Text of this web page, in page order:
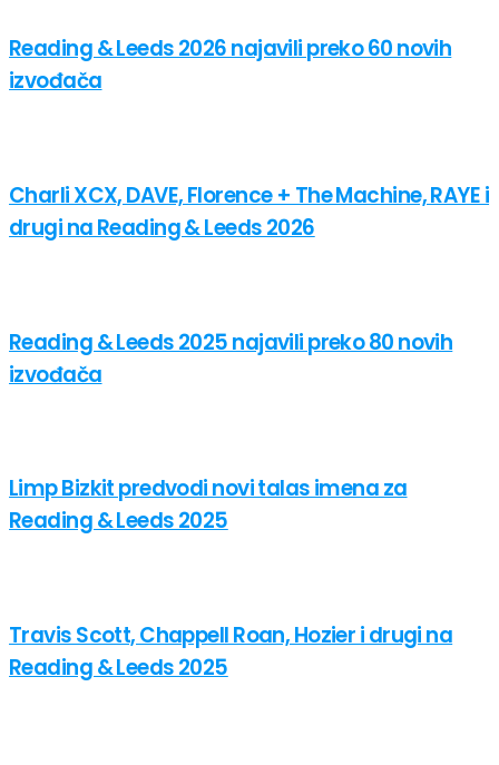
Reading & Leeds 2026 najavili preko 60 novih
izvođača
Charli XCX, DAVE, Florence + The Machine, RAYE i
drugi na Reading & Leeds 2026
Reading & Leeds 2025 najavili preko 80 novih
izvođača
Limp Bizkit predvodi novi talas imena za
Reading & Leeds 2025
Travis Scott, Chappell Roan, Hozier i drugi na
Reading & Leeds 2025